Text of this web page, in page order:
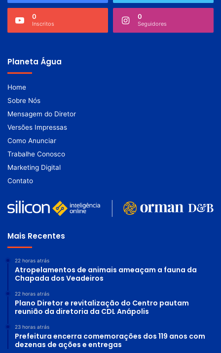
0
Inscritos
0
Seguidores
Planeta Água
Home
Sobre Nós
Mensagem do Diretor
Versões Impressas
Como Anunciar
Trabalhe Conosco
Marketing Digital
Contato
Mais Recentes
22 horas atrás
Atropelamentos de animais ameaçam a fauna da
Chapada dos Veadeiros
22 horas atrás
Plano Diretor e revitalização do Centro pautam
reunião da diretoria da CDL Anápolis
23 horas atrás
Prefeitura encerra comemorações dos 119 anos com
dezenas de ações e entregas